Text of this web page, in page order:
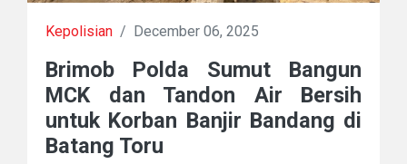
Kepolisian / December 06, 2025
Brimob Polda Sumut Bangun
MCK dan Tandon Air Bersih
untuk Korban Banjir Bandang di
Batang Toru